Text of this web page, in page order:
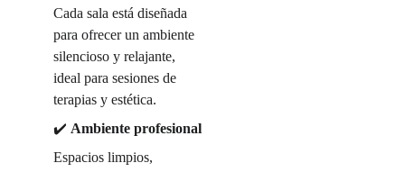
Cada sala está diseñada
para ofrecer un ambiente
silencioso y relajante,
ideal para sesiones de
terapias y estética.
✔️ Ambiente profesional
Espacios limpios,